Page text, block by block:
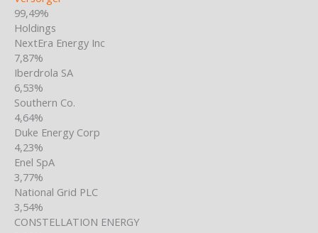
99,49%
Holdings
NextEra Energy Inc
7,87%
Iberdrola SA
6,53%
Southern Co.
4,64%
Duke Energy Corp
4,23%
Enel SpA
3,77%
National Grid PLC
3,54%
CONSTELLATION ENERGY